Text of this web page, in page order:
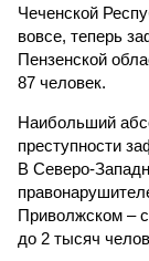
Чеченской
вовсе, теперь
Пензенской
87 человек.
Наибольший
преступности
В Северо-
Приволжском –
до 2 тысяч